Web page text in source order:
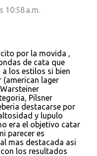
10:58 a.m.
por la movida ,
de cata que
a los estilos si bien
(american lager
Pilsner
destacarse por
y lupulo
era el objetivo catar
parecer es
mas destacada asi
los resultados